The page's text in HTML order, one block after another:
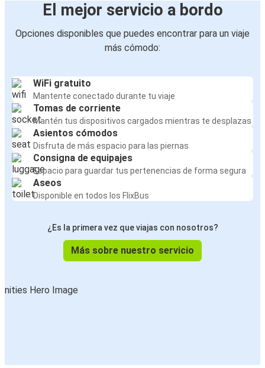
El mejor servicio a bordo
Opciones disponibles que puedes encontrar para un viaje
más cómodo:
WiFi gratuito
Mantente conectado durante tu viaje
Tomas de corriente
Mantén tus dispositivos cargados mientras te desplazas
Asientos cómodos
Disfruta de más espacio para las piernas
Consigna de equipajes
Espacio para guardar tus pertenencias de forma segura
Aseos
Disponible en todos los FlixBus
¿Es la primera vez que viajas con nosotros?
Más sobre nuestro servicio